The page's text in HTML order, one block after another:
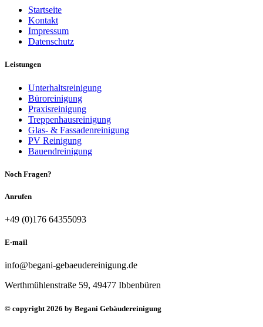
Startseite
Kontakt
Impressum
Datenschutz
Leistungen
Unterhaltsreinigung
Büroreinigung
Praxisreinigung
Treppenhausreinigung
Glas- & Fassadenreinigung
PV Reinigung
Bauendreinigung
Noch Fragen?
Anrufen
+49 (0)176 64355093
E-mail
info@begani-gebaeudereinigung.de
Werthmühlenstraße 59, 49477 Ibbenbüren
© copyright 2026 by Begani Gebäudereinigung